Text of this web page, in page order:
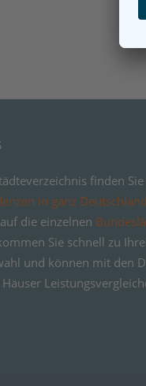
finden
in ganz Deutschland
die einzelnen
Sie schnell zu
und können mit den